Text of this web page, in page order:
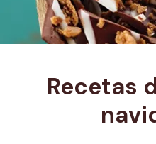
Recetas